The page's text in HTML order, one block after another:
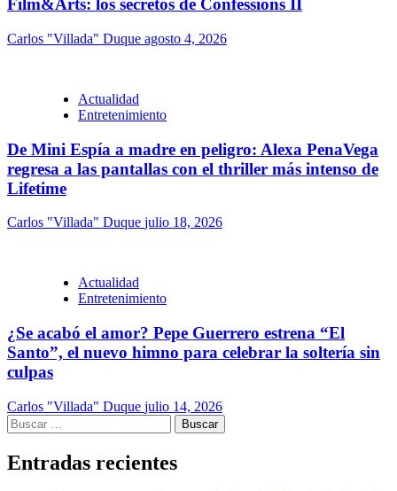
Film&Arts: los secretos de Confessions II
Carlos "Villada" Duque agosto 4, 2026
Actualidad
Entretenimiento
De Mini Espía a madre en peligro: Alexa PenaVega
regresa a las pantallas con el thriller más intenso de
Lifetime
Carlos "Villada" Duque julio 18, 2026
Actualidad
Entretenimiento
¿Se acabó el amor? Pepe Guerrero estrena “El
Santo”, el nuevo himno para celebrar la soltería sin
culpas
Carlos "Villada" Duque julio 14, 2026
Buscar:
Entradas recientes